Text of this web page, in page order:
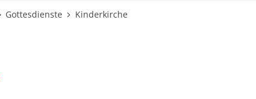
Gottesdienste Kinderkirche